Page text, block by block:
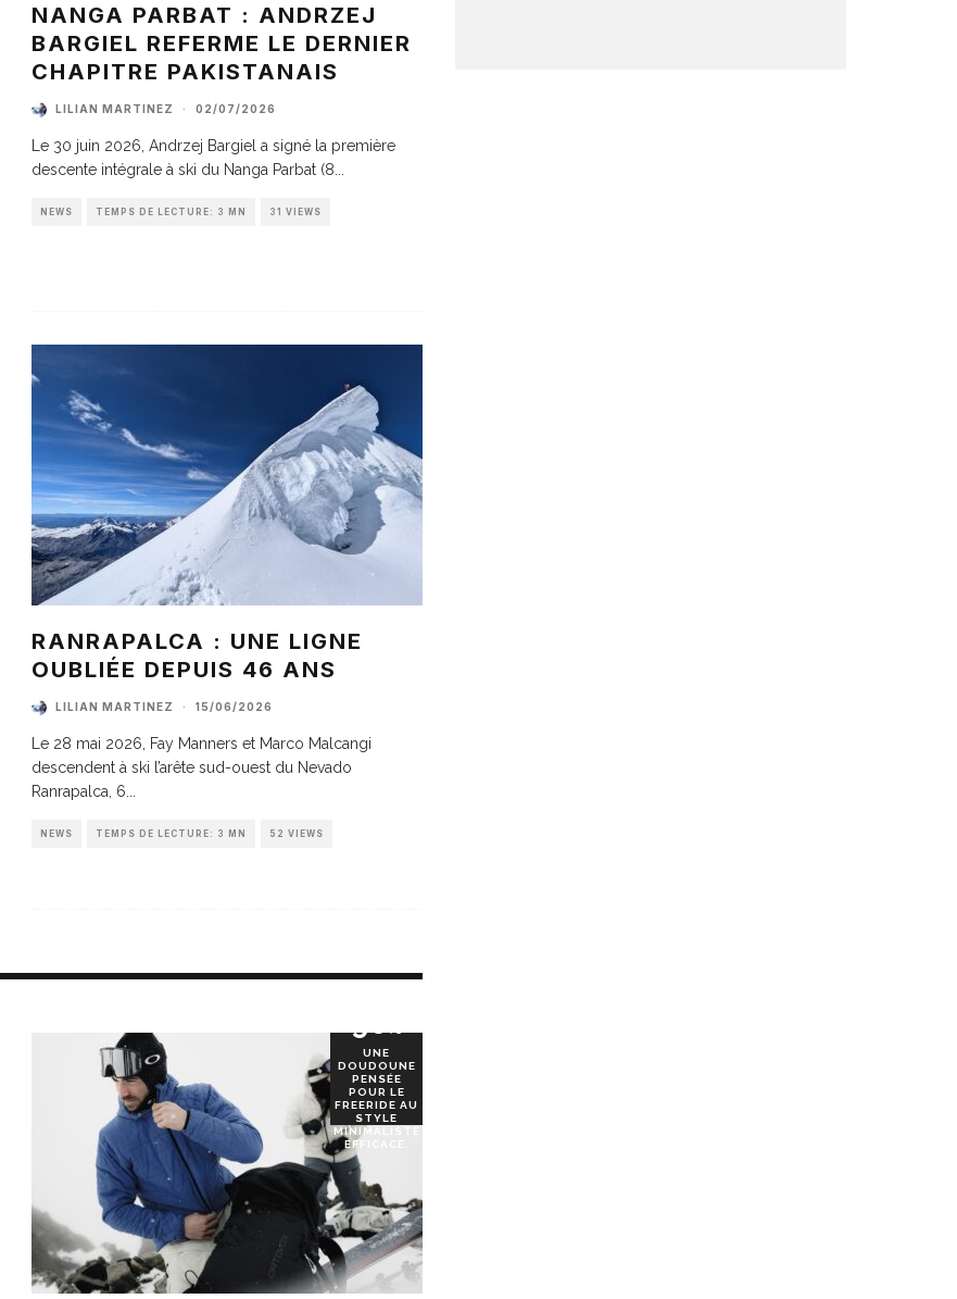
NANGA PARBAT : ANDRZEJ
BARGIEL REFERME LE DERNIER
CHAPITRE PAKISTANAIS
LILIAN MARTINEZ · 02/07/2026
Le 30 juin 2026, Andrzej Bargiel a signé la première
descente intégrale à ski du Nanga Parbat (8
NEWS TEMPS DE LECTURE: 3 MN 31 VIEWS
RANRAPALCA : UNE LIGNE
OUBLIÉE DEPUIS 46 ANS
LILIAN MARTINEZ · 15/06/2026
Le 28 mai 2026, Fay Manners et Marco Malcangi
descendent à ski l’arête sud-ouest du Nevado
Ranrapalca, 6
NEWS TEMPS DE LECTURE: 3 MN 52 VIEWS
90%
UNE
DOUDOUNE
PENSÉE
POUR LE
FREERIDE AU
STYLE
MINIMALISTE
EFFICACE.